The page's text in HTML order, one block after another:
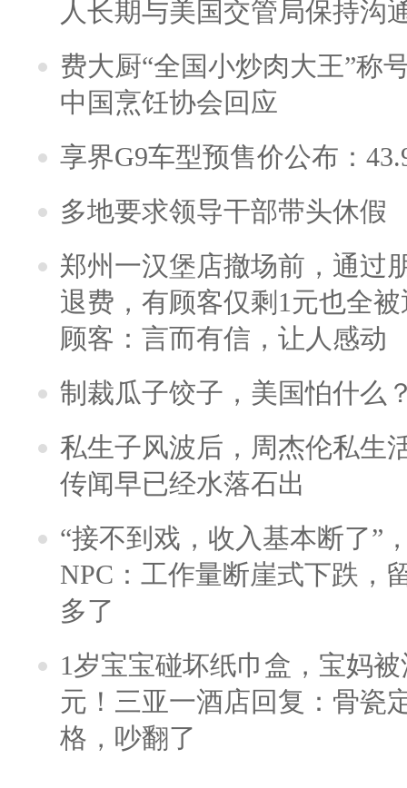
人长期与美国交管局保持沟
费大厨“全国小炒肉大王”称
中国烹饪协会回应
享界G9车型预售价公布：
多地要求领导干部带头休假
郑州一汉堡店撤场前，通过
退费，有顾客仅剩1元也全
顾客：言而有信，让人感动
制裁瓜子饺子，美国怕什么
私生子风波后，周杰伦私生
传闻早已经水落石出
“接不到戏，收入基本断了”
NPC：工作量断崖式下跌，
多了
1岁宝宝碰坏纸巾盒，宝妈
元！三亚一酒店回复：骨瓷
格，吵翻了